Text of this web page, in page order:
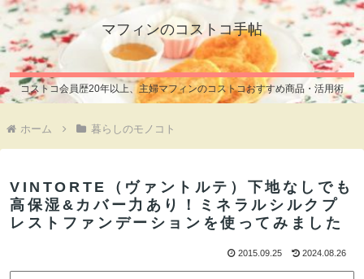
マフィンのコストコ手帖
コストコ会員歴20年以上、主婦マフィンのコストコおすすめ商品・活用術
ホーム 暮らしのモノコト
VINTORTE（ヴァントルテ）下地なしでも
高保湿&カバー力あり！ミネラルシルクプ
レストファンデーションを使ってみました
2015.09.25 2024.08.26